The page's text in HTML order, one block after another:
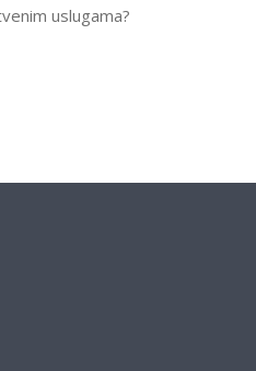
uslugama?